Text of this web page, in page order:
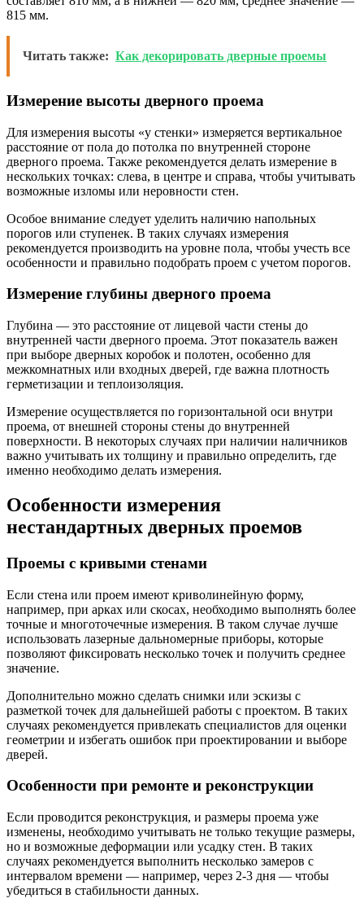
815 мм.
Читать также: Как декорировать дверные проемы
Измерение высоты дверного проема
Для измерения высоты «у стенки» измеряется вертикальное
расстояние от пола до потолка по внутренней стороне
дверного проема. Также рекомендуется делать измерение в
нескольких точках: слева, в центре и справа, чтобы учитывать
возможные изломы или неровности стен.
Особое внимание следует уделить наличию напольных
порогов или ступенек. В таких случаях измерения
рекомендуется производить на уровне пола, чтобы учесть все
особенности и правильно подобрать проем с учетом порогов.
Измерение глубины дверного проема
Глубина — это расстояние от лицевой части стены до
внутренней части дверного проема. Этот показатель важен
при выборе дверных коробок и полотен, особенно для
межкомнатных или входных дверей, где важна плотность
герметизации и теплоизоляция.
Измерение осуществляется по горизонтальной оси внутри
проема, от внешней стороны стены до внутренней
поверхности. В некоторых случаях при наличии наличников
важно учитывать их толщину и правильно определить, где
именно необходимо делать измерения.
Особенности измерения
нестандартных дверных проемов
Проемы с кривыми стенами
Если стена или проем имеют криволинейную форму,
например, при арках или скосах, необходимо выполнять более
точные и многоточечные измерения. В таком случае лучше
использовать лазерные дальномерные приборы, которые
позволяют фиксировать несколько точек и получить среднее
значение.
Дополнительно можно сделать снимки или эскизы с
разметкой точек для дальнейшей работы с проектом. В таких
случаях рекомендуется привлекать специалистов для оценки
геометрии и избегать ошибок при проектировании и выборе
дверей.
Особенности при ремонте и реконструкции
Если проводится реконструкция, и размеры проема уже
изменены, необходимо учитывать не только текущие размеры,
но и возможные деформации или усадку стен. В таких
случаях рекомендуется выполнить несколько замеров с
интервалом времени — например, через 2-3 дня — чтобы
убедиться в стабильности данных.